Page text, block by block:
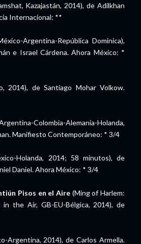
Kazajastán, 2014), de Adilkhan
Internacional: **
Argentina-República Dominica),
e Israel Cárdena. Ahora México: *
2014), de Santiago Mohar Volkow.
Colombia-Alemania-Holanda,
Manifiesto Contemporáneo: * 3/4
Holanda, 2014; 58 minutos), de
Daniel. Ahora México: * 3/4
Pisos en el Aire(Ming of Harlem:
the Air, GB-EU-Bélgica, 2014), de
Argentina, 2014), de Carlos Armella.